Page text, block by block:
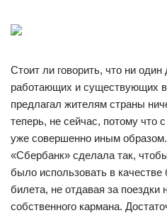
Стоит ли говорить, что ни один
работающих и существующих
предлагал жителям страны
теперь, не сейчас, потому что
уже совершенно иным образом.
«Сбербанк» сделала так,
было использовать в качестве
билета, не отдавая за поездки
собственного кармана.